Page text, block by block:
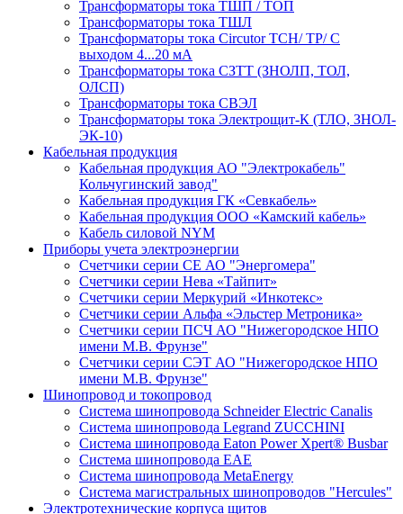
Трансформаторы тока ТШП / ТОП
Трансформаторы тока ТШЛ
Трансформаторы тока Circutor TCH/ TP/ С
выходом 4...20 мА
Трансформаторы тока СЗТТ (ЗНОЛП, ТОЛ,
ОЛСП)
Трансформаторы тока СВЭЛ
Трансформаторы тока Электрощит-К (ТЛО, ЗНОЛ-
ЭК-10)
Кабельная продукция
Кабельная продукция АО "Электрокабель"
Кольчугинский завод"
Кабельная продукция ГК «Севкабель»
Кабельная продукция ООО «Камский кабель»
Кабель силовой NYM
Приборы учета электроэнергии
Счетчики серии СЕ АО "Энергомера"
Счетчики серии Нева «Тайпит»
Счетчики серии Меркурий «Инкотекс»
Счетчики серии Альфа «Эльстер Метроника»
Счетчики серии ПСЧ АО "Нижегородское НПО
имени М.В. Фрунзе"
Счетчики серии СЭТ АО "Нижегородское НПО
имени М.В. Фрунзе"
Шинопровод и токопровод
Система шинопровода Schneider Electric Canalis
Система шинопровода Legrand ZUCCHINI
Система шинопровода Eaton Power Xpert® Busbar
Система шинопровода EAE
Система шинопровода MetaEnergy
Система магистральных шинопроводов "Hercules"
Электротехнические корпуса щитов